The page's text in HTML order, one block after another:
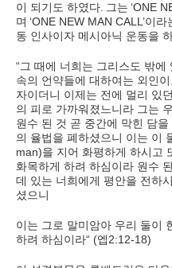
이 되기도 하였다 그는 ‘ONE
며 ‘ONE NEW MAN CALL’이라
동 인사이자 메시아닉 운동을
“그 때에 너희는 그리스도 밖
속의 언약들에 대하여는 외인
자이더니 이제는 전에 멀리 있
의 피로 가까워졌느니라 그는
원수 된 것 곧 중간에 막힌 담
의 율법을 폐하셨으니 이는 이
man)을 지어 화평하게 하시고
화목하게 하려 하심이라 원수
데 있는 너희에게 평안을 전하
셨으니
이는 그로 말미암아 우리 둘이
하려 하심이라“ (엡2:12-18)